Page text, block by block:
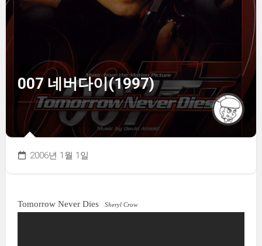
007 네버다이(1997)
2006년 1월 1일
Tomorrow Never Dies Sheryl Crow